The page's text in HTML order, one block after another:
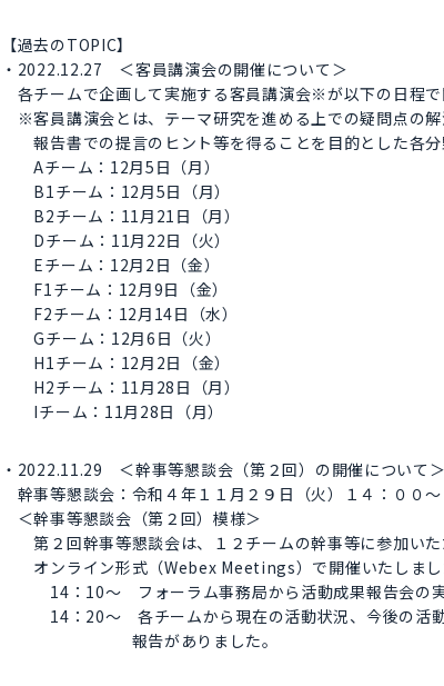
【過去のTOPIC】
・2022.12.27 ＜客員講演会の開催について＞
各チームで企画して実施する客員講演会※が以下の日程で
※客員講演会とは、テーマ研究を進める上での疑問点の解
報告書での提言のヒント等を得ることを目的とした各分
Aチーム：12月5日（月）
B1チーム：12月5日（月）
B2チーム：11月21日（月）
Dチーム：11月22日（火）
Eチーム：12月2日（金）
F1チーム：12月9日（金）
F2チーム：12月14日（水）
Gチーム：12月6日（火）
H1チーム：12月2日（金）
H2チーム：11月28日（月）
Iチーム：11月28日（月）
・2022.11.29 ＜幹事等懇談会（第２回）の開催について＞
幹事等懇談会：令和４年１１月２９日（火）１４：００
＜幹事等懇談会（第２回）模様＞
第２回幹事等懇談会は、１２チームの幹事等に参加いた
オンライン形式（Webex Meetings）で開催いたしまし
14：10～ フォーラム事務局から活動成果報告会の実
14：20～ 各チームから現在の活動状況、今後の活動
報告がありました。